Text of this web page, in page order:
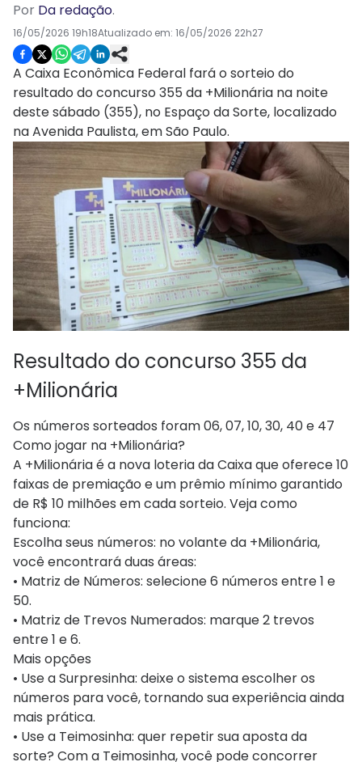
Por Da redação.
16/05/2026 19h18Atualizado em: 16/05/2026 22h27
A Caixa Econômica Federal fará o sorteio do
resultado do concurso 355 da +Milionária na noite
deste sábado (355), no Espaço da Sorte, localizado
na Avenida Paulista, em São Paulo.
Resultado do concurso 355 da
+Milionária
Os números sorteados foram 06, 07, 10, 30, 40 e 47
Como jogar na +Milionária?
A +Milionária é a nova loteria da Caixa que oferece 10
faixas de premiação e um prêmio mínimo garantido
de R$ 10 milhões em cada sorteio. Veja como
funciona:
Escolha seus números: no volante da +Milionária,
você encontrará duas áreas:
• Matriz de Números: selecione 6 números entre 1 e
50.
• Matriz de Trevos Numerados: marque 2 trevos
entre 1 e 6.
Mais opções
• Use a Surpresinha: deixe o sistema escolher os
números para você, tornando sua experiência ainda
mais prática.
• Use a Teimosinha: quer repetir sua aposta da
sorte? Com a Teimosinha, você pode concorrer